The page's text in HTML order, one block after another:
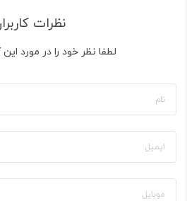
نظرات
لطفا نظر خود را در مورد این